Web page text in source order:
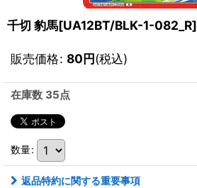
千切 豹馬[UA12BT/BLK-1-082_R]
販売価格: 80円(税込)
在庫数 35点
数量:
返品特約に関する重要事項